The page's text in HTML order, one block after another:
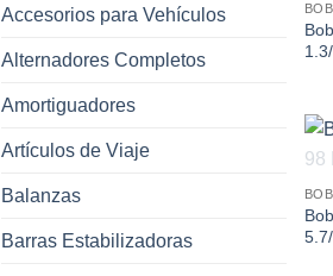
Accesorios para Vehículos
Alternadores Completos
Amortiguadores
Artículos de Viaje
Balanzas
Barras Estabilizadoras